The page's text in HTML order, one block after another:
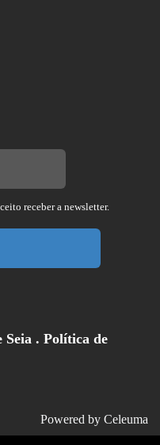
receber a newsletter.
. Política de
Powered by Celeuma